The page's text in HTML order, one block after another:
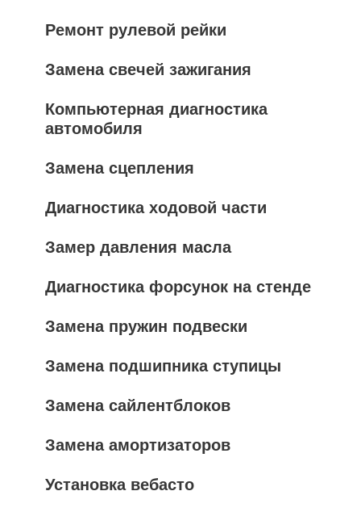
Ремонт рулевой рейки
Замена свечей зажигания
Компьютерная диагностика
автомобиля
Замена сцепления
Диагностика ходовой части
Замер давления масла
Диагностика форсунок на стенде
Замена пружин подвески
Замена подшипника ступицы
Замена сайлентблоков
Замена амортизаторов
Установка вебасто